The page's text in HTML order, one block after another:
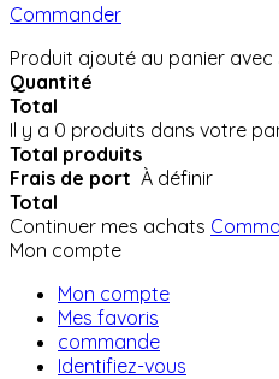
Commander
Produit ajouté au panier avec
Quantité
Total
Il y a 0 produits dans votre
Total produits
Frais de port À définir
Total
Continuer mes achats
Mon compte
Mon compte
Mes favoris
commande
Identifiez-vous